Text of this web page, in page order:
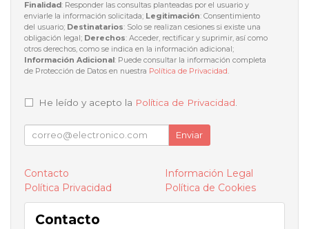
Finalidad: Responder las consultas planteadas por el usuario y
enviarle la información solicitada; Legitimación: Consentimiento
del usuario; Destinatarios: Solo se realizan cesiones si existe una
obligación legal; Derechos: Acceder, rectificar y suprimir, así como
otros derechos, como se indica en la información adicional;
Información Adicional : Puede consultar la información completa
de Protección de Datos en nuestra Política de Privacidad.
He leído y acepto la Política de Privacidad
Enviar
Contacto
Información Legal
Política Privacidad
Política de Cookies
Contacto